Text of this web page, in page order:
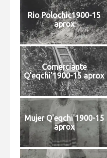
Rio Polochic1900-15
aprox
Comerciante
Q'eqchi'1900-15 aprox
Mujer Q'eqchi'1900-15
aprox